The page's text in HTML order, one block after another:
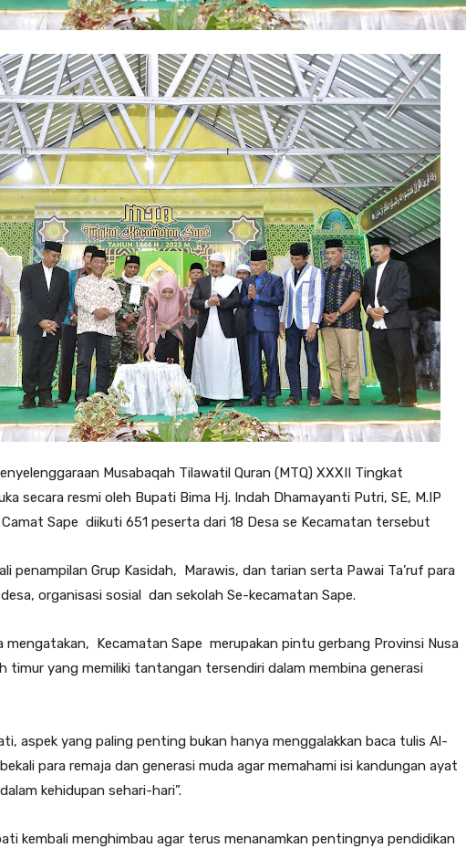
Musabaqah Tilawatil Quran (MTQ) XXXII Tingkat
secara resmi oleh Bupati Bima Hj. Indah Dhamayanti Putri, SE, M.IP
Sape diikuti 651 peserta dari 18 Desa se Kecamatan tersebut
penampilan Grup Kasidah, Marawis, dan tarian serta Pawai Ta’ruf para
organisasi sosial dan sekolah Se-kecamatan Sape.
mengatakan, Kecamatan Sape merupakan pintu gerbang Provinsi Nusa
timur yang memiliki tantangan tersendiri dalam membina generasi
aspek yang paling penting bukan hanya menggalakkan baca tulis Al-
para remaja dan generasi muda agar memahami isi kandungan ayat
kehidupan sehari-hari”.
kembali menghimbau agar terus menanamkan pentingnya pendidikan